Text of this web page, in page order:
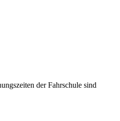
der Fahrschule sind